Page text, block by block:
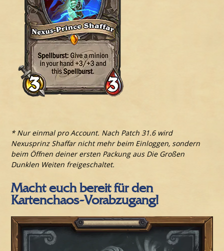
* Nur einmal pro Account. Nach Patch 31.6 wird
Nexusprinz Shaffar nicht mehr beim Einloggen, sondern
beim Öffnen deiner ersten Packung aus Die Großen
Dunklen Weiten freigeschaltet.
Macht euch bereit für den
Kartenchaos-Vorabzugang!